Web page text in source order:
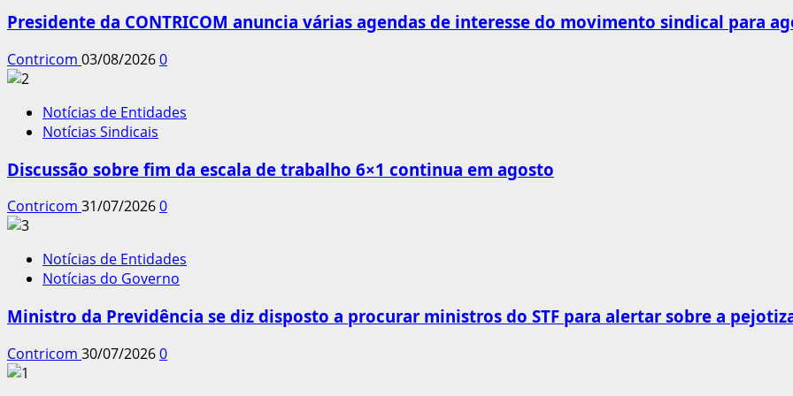
Presidente da CONTRICOM anuncia várias agendas de interesse do movimento sindical para
Contricom 03/08/20260
Notícias de Entidades
Notícias Sindicais
Discussão sobre fim da escala de trabalho 6×1 continua em agosto
Contricom 31/07/20260
Notícias de Entidades
Notícias do Governo
Ministro da Previdência se diz disposto a procurar ministros do STF para alertar sobre a
Contricom 30/07/20260